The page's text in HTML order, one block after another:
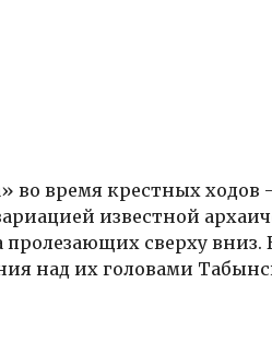
во время крестных
известной
сверху вниз.
над их головами